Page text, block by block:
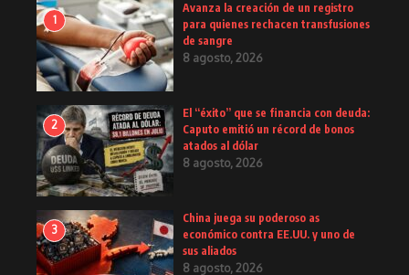
1
Avanza la creación de un registro
para quienes rechacen transfusiones
de sangre
8 agosto, 2026
2
El “éxito” que se financia con deuda:
Caputo emitió un récord de bonos
atados al dólar
8 agosto, 2026
3
China juega su poderoso as
económico contra EE.UU. y uno de
sus aliados
8 agosto, 2026